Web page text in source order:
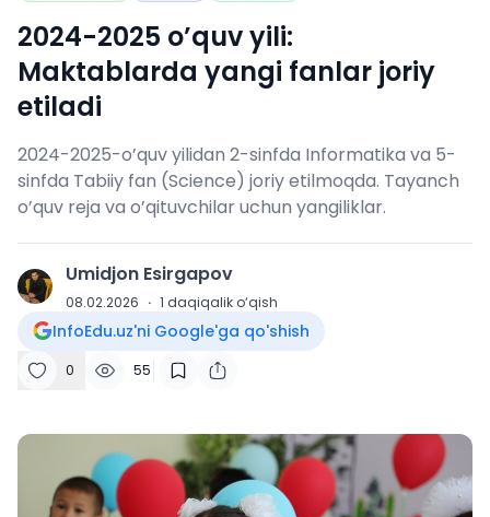
2024-2025 o’quv yili:
Maktablarda yangi fanlar joriy
etiladi
2024-2025-o’quv yilidan 2-sinfda Informatika va 5-
sinfda Tabiiy fan (Science) joriy etilmoqda. Tayanch
o’quv reja va o’qituvchilar uchun yangiliklar.
U Umidjon Esirgapov
08.02.2026 · 1 daqiqalik o‘qish
InfoEdu.uz'ni Google'ga qo'shish
0 55